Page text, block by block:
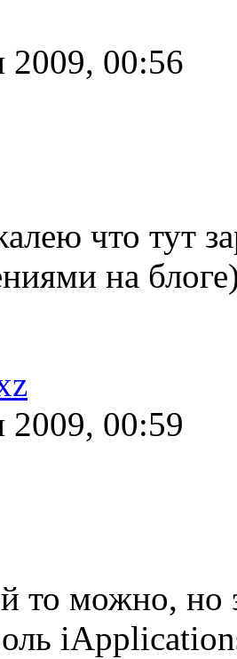
2009, 00:56
что тут
на
00:59
то можно, но